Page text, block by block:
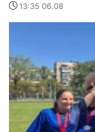
13:35 06.08